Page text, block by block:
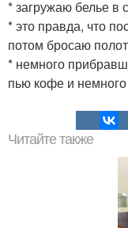
* загружаю белье в
* это правда, что
потом бросаю
* немного
пью кофе и
Читайте также